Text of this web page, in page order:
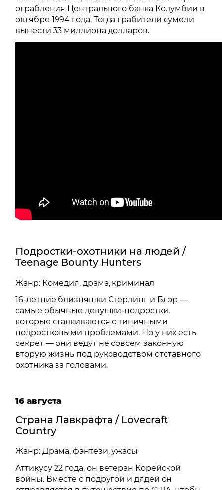
ограбления Центрального банка Колумбии в
октябре 1994 года. Тогда грабители сумели
вынести 33 миллиона долларов.
Подростки-охотники на людей /
Teenage Bounty Hunters
Жанр: Комедия, драма, криминал
16-летние близняшки Стерлинг и Блэр —
самые обычные девушки-подростки,
которые сталкиваются с типичными
подростковыми проблемами. Но у них есть
секрет — они ведут не совсем законную
вторую жизнь под руководством отставного
охотника за головами.
16 августа
Страна Лавкрафта / Lovecraft
Country
Жанр: Драма, фэнтези, ужасы
Аттикусу 22 года, он ветеран Корейской
войны. Вместе с подругой и дядей он